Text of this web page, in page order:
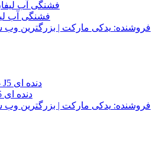
فشنگی آب لیفان 620 -
فروشنده: یدکی مارکت | بزرگترین
فشنگی آب جک جی 5- J5 دنده ای
فروشنده: یدکی مارکت | بزرگترین